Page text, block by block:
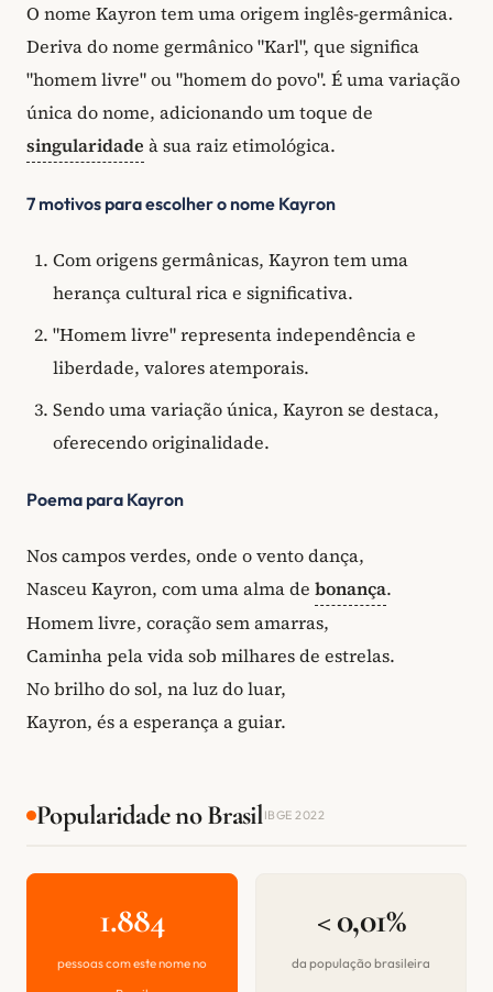
O nome Kayron tem uma origem inglês-germânica.
Deriva do nome germânico "Karl", que significa
"homem livre" ou "homem do povo". É uma variação
única do nome, adicionando um toque de
singularidade à sua raiz etimológica.
7 motivos para escolher o nome Kayron
Com origens germânicas, Kayron tem uma
herança cultural rica e significativa.
"Homem livre" representa independência e
liberdade, valores atemporais.
Sendo uma variação única, Kayron se destaca,
oferecendo originalidade.
Poema para Kayron
Nos campos verdes, onde o vento dança,
Nasceu Kayron, com uma alma de bonança.
Homem livre, coração sem amarras,
Caminha pela vida sob milhares de estrelas.
No brilho do sol, na luz do luar,
Kayron, és a esperança a guiar.
Popularidade no BrasilIBGE 2022
1.884
pessoas com este nome no
< 0,01%
da população brasileira